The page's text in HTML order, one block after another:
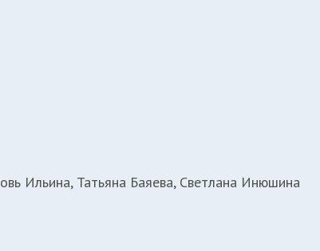
Ильина, Татьяна Баяева, Светлана Инюшина